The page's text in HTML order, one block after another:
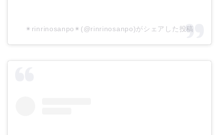
✴︎rinrinosanpo✴︎(@rinrinosanpo)がシェアした投稿